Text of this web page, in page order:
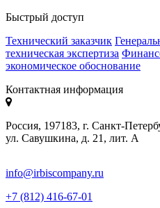
Быстрый доступ
Технический заказчик
техническая экспертиза
экономическое обоснование
Контактная информация
Россия, 197183, г. Санкт-
ул. Савушкина, д. 21, лит. А
info@irbiscompany.ru
+7 (812) 416-67-01